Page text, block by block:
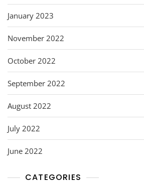
January 2023
November 2022
October 2022
September 2022
August 2022
July 2022
June 2022
CATEGORIES